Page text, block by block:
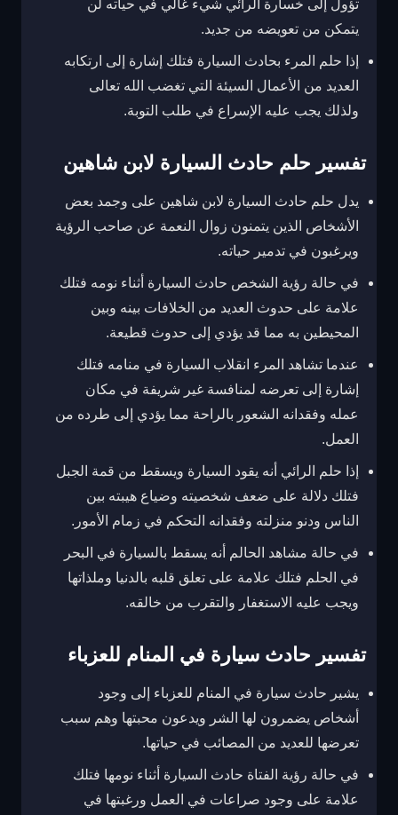
تؤول إلى خسارة الرائي شيء غالي في حياته لن
يتمكن من تعويضه من جديد.
إذا حلم المرء بحادث السيارة فتلك إشارة إلى ارتكابه
العديد من الأعمال السيئة التي تغضب الله تعالى
ولذلك يجب عليه الإسراع في طلب التوبة.
تفسير حلم حادث السيارة لابن شاهين
يدل حلم حادث السيارة لابن شاهين على وجمد بعض
الأشخاص الذين يتمنون زوال النعمة عن صاحب الرؤية
ويرغبون في تدمير حياته.
في حالة رؤية الشخص حادث السيارة أثناء نومه فتلك
علامة على حدوث العديد من الخلافات بينه وبين
المحيطين به مما قد يؤدي إلى حدوث قطيعة.
عندما تشاهد المرء انقلاب السيارة في منامه فتلك
إشارة إلى تعرضه لمنافسة غير شريفة في مكان
عمله وفقدانه الشعور بالراحة مما يؤدي إلى طرده من
العمل.
إذا حلم الرائي أنه يقود السيارة ويسقط من قمة الجبل
فتلك دلالة على ضعف شخصيته وضياع هيبته بين
الناس ودنو منزلته وفقدانه التحكم في زمام الأمور.
في حالة مشاهد الحالم أنه يسقط بالسيارة في البحر
في الحلم فتلك علامة على تعلق قلبه بالدنيا وملذاتها
ويجب عليه الاستغفار والتقرب من خالقه.
تفسير حادث سيارة في المنام للعزباء
يشير حادث سيارة في المنام للعزباء إلى وجود
أشخاص يضمرون لها الشر ويدعون محبتها وهم سبب
تعرضها للعديد من المصائب في حياتها.
في حالة رؤية الفتاة حادث السيارة أثناء نومها فتلك
علامة على وجود صراعات في العمل ورغبتها في